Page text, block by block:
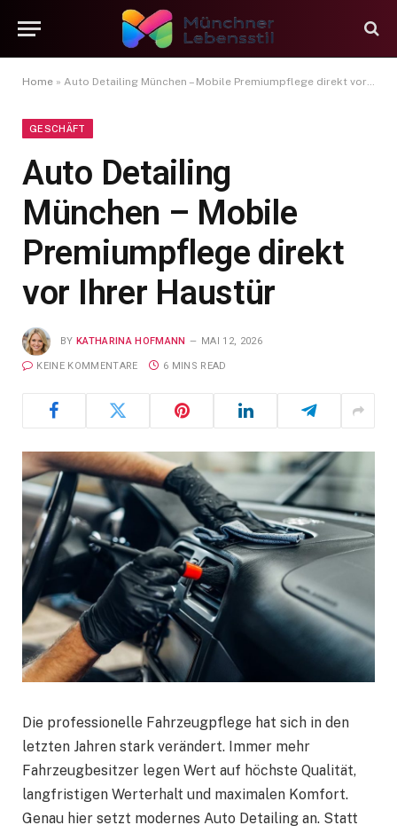
Home » Auto Detailing München – Mobile Premiumpflege direkt vor Ihrer Haustür
GESCHÄFT
Auto Detailing
München – Mobile
Premiumpflege direkt
vor Ihrer Haustür
BY KATHARINA HOFMANN MAI 12, 2026
KEINE KOMMENTARE 6 MINS READ
Die professionelle Fahrzeugpflege hat sich in den
letzten Jahren stark verändert. Immer mehr
Fahrzeugbesitzer legen Wert auf höchste Qualität,
langfristigen Werterhalt und maximalen Komfort.
Genau hier setzt modernes Auto Detailing an. Statt